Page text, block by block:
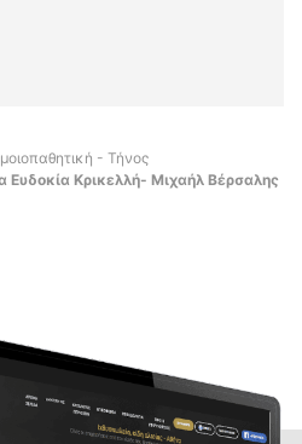
- Τήνος
Κρικελλή- Μιχαήλ Βέρσαλης